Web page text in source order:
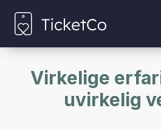
Virkelige
uvirkelig